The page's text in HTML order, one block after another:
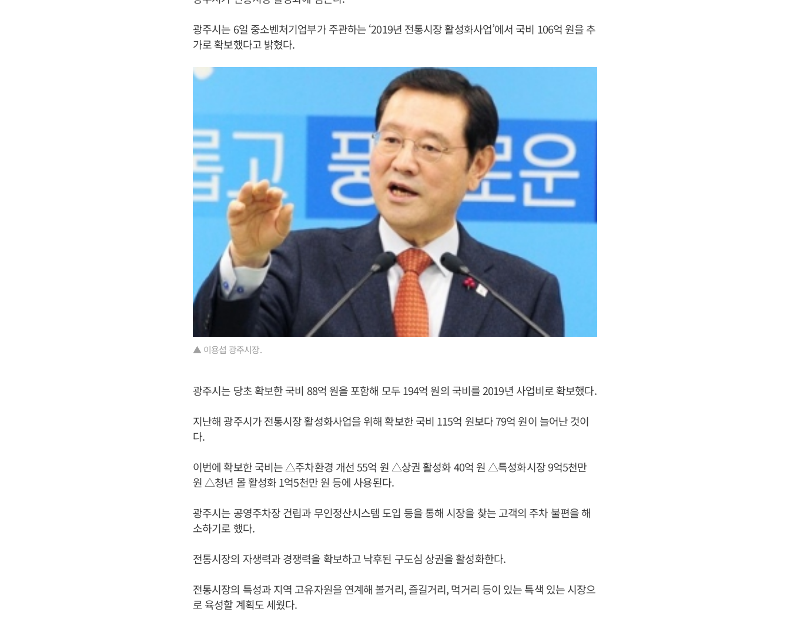
광주시는 6일 중소벤처기업부가 주관하는 ‘2019년 전통시장 활성화사업’에서 국비 106억 원을 추
가로 확보했다고 밝혔다.
▲ 이용섭 광주시장.
광주시는 당초 확보한 국비 88억 원을 포함해 모두 194억 원의 국비를 2019년 사업비로 확보했다.
지난해 광주시가 전통시장 활성화사업을 위해 확보한 국비 115억 원보다 79억 원이 늘어난 것이
다.
이번에 확보한 국비는 △주차환경 개선 55억 원 △상권 활성화 40억 원 △특성화시장 9억5천만
원 △청년 몰 활성화 1억5천만 원 등에 사용된다.
광주시는 공영주차장 건립과 무인정산시스템 도입 등을 통해 시장을 찾는 고객의 주차 불편을 해
소하기로 했다.
전통시장의 자생력과 경쟁력을 확보하고 낙후된 구도심 상권을 활성화한다.
전통시장의 특성과 지역 고유자원을 연계해 볼거리, 즐길거리, 먹거리 등이 있는 특색 있는 시장으
로 육성할 계획도 세웠다.